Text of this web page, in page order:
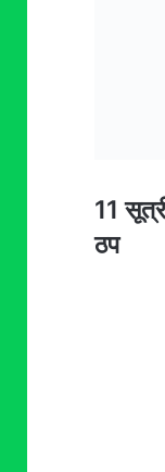
11
ठप